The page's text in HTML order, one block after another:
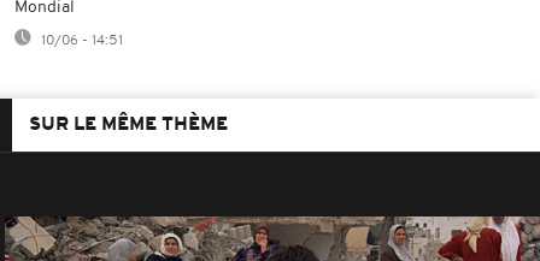
Mondial
10/06 - 14:51
SUR LE MÊME THÈME